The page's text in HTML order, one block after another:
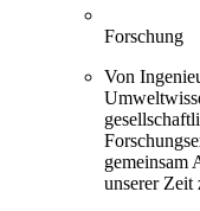
Forschung
Von
gemeinsam
unserer Zeit